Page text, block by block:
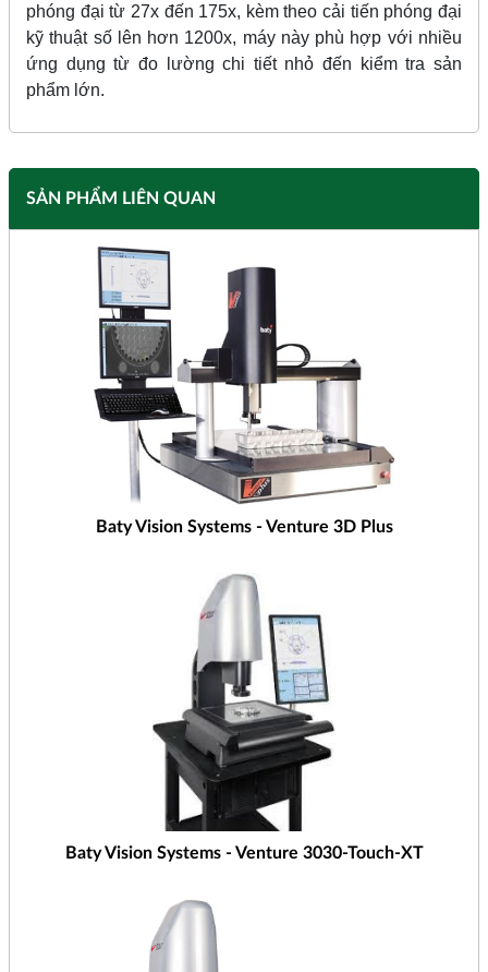
phóng đại từ 27x đến 175x, kèm theo cải tiến phóng đại
kỹ thuật số lên hơn 1200x, máy này phù hợp với nhiều
ứng dụng từ đo lường chi tiết nhỏ đến kiểm tra sản
phẩm lớn.
SẢN PHẨM LIÊN QUAN
Baty Vision Systems - Venture 3D Plus
Baty Vision Systems - Venture 3030-Touch-XT